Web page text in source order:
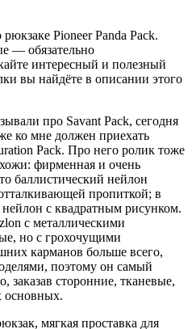
Pioneer Panda Pack.
— обязательно
интересный и полезный
вы найдёте в описании этого
про Savant Pack, сегодня
ко мне должен приехать
Pack. Про него ролик тоже
фирменная и очень
баллистический нейлон
пропиткой; в
с квадратным рисунком.
с металлическими
но с грохочущими
карманов больше всего,
поэтому он самый
сторонние, тканевые,
основных.
мягкая проставка для